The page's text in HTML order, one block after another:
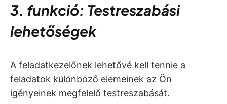
3. funkció: Testreszabási
lehetőségek
A feladatkezelőnek lehetővé kell tennie a
feladatok különböző elemeinek az Ön
igényeinek megfelelő testreszabását.